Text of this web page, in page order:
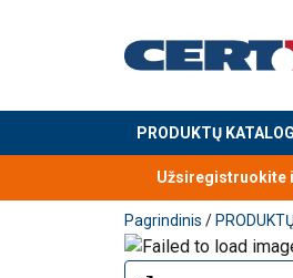
PRODUKTŲ
Produktas buvo
Užsiregistruokite
Pagrindinis /
Trumpinimo
naudoti kaip
Medžiaga:
Žymėjimas:
Padengimas:
Pastaba: